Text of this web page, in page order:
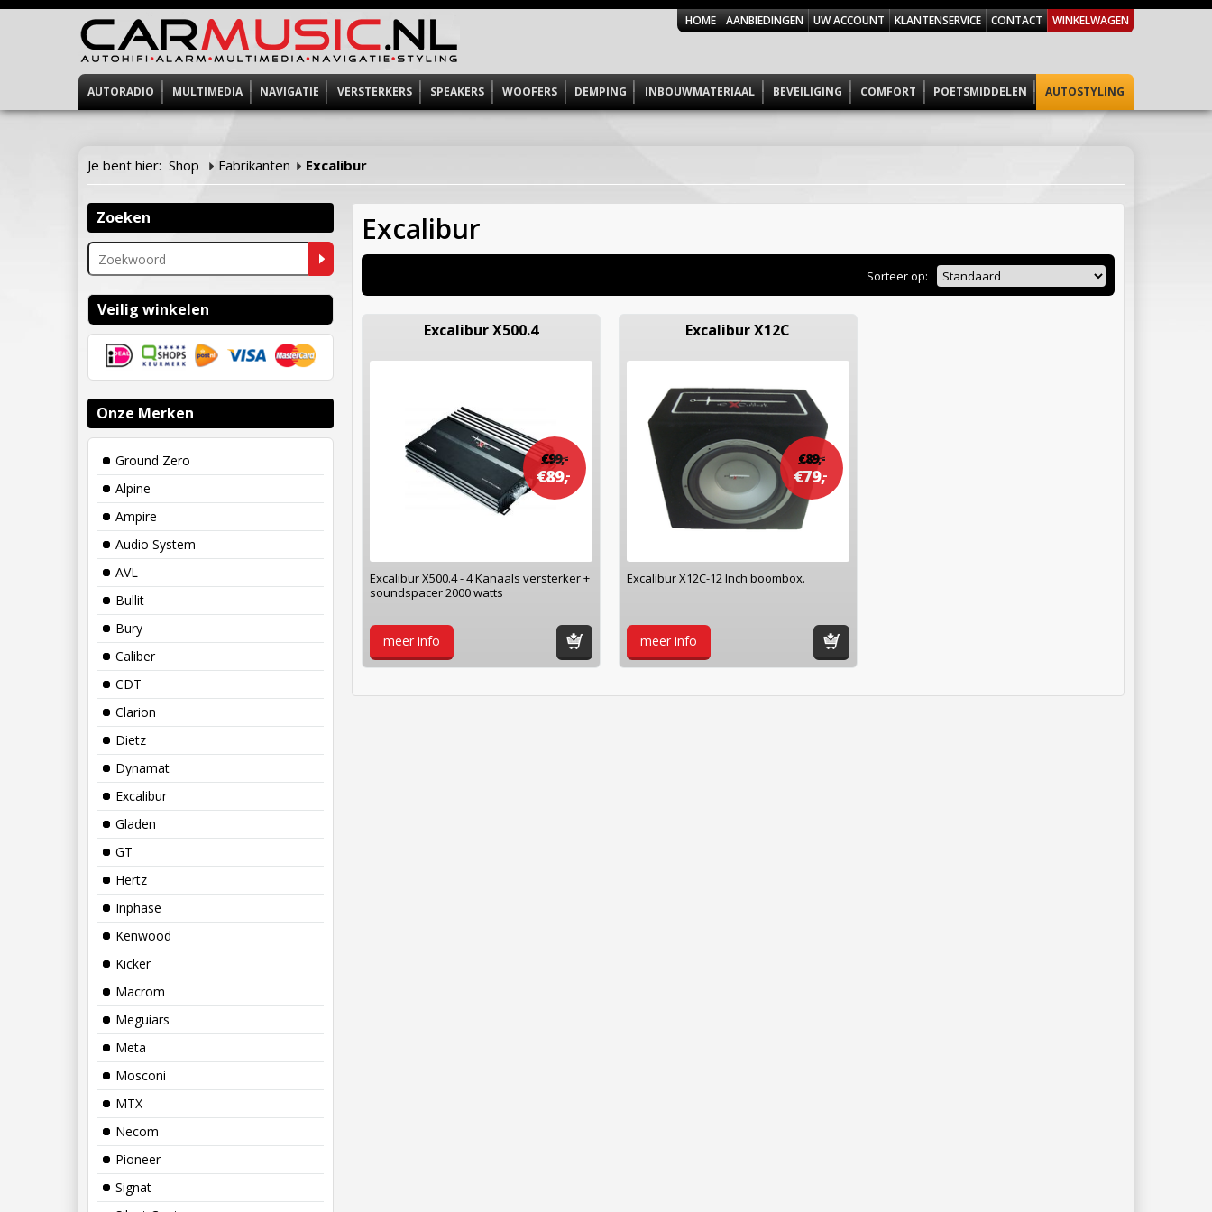
HOME AANBIEDINGEN UW ACCOUNT KLANTENSERVICE CONTACT WINKELWAGEN
AUTORADIO MULTIMEDIA NAVIGATIE VERSTERKERS SPEAKERS WOOFERS DEMPING INBOUWMATERIAAL BEVEILIGING COMFORT POETSMIDDELEN AUTOSTYLING
Je bent hier: Shop Fabrikanten Excalibur
Zoeken
Veilig winkelen
Onze Merken
Ground Zero
Alpine
Ampire
Audio System
AVL
Bullit
Bury
Caliber
CDT
Clarion
Dietz
Dynamat
Excalibur
Gladen
GT
Hertz
Inphase
Kenwood
Kicker
Macrom
Meguiars
Meta
Mosconi
MTX
Necom
Pioneer
Signat
Excalibur
Sorteer op:
Excalibur X500.4
Excalibur X500.4 - ​4 Kanaals versterker +
soundspacer 2000 watts
€99,-
€89,-
meer info
winkelwagen
Excalibur X12C
Excalibur X12C-12 Inch boombox.
€89,-
€79,-
meer info
winkelwagen